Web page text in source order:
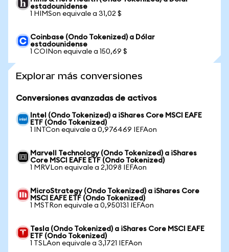
estadounidense
1 HIMSon equivale a 31,02 $
Coinbase (Ondo Tokenized) a Dólar
estadounidense
1 COINon equivale a 150,69 $
Explorar más conversiones
Conversiones avanzadas de activos
Intel (Ondo Tokenized) a iShares Core MSCI EAFE
ETF (Ondo Tokenized)
1 INTCon equivale a 0,976469 IEFAon
Marvell Technology (Ondo Tokenized) a iShares
Core MSCI EAFE ETF (Ondo Tokenized)
1 MRVLon equivale a 2,1098 IEFAon
MicroStrategy (Ondo Tokenized) a iShares Core
MSCI EAFE ETF (Ondo Tokenized)
1 MSTRon equivale a 0,950131 IEFAon
Tesla (Ondo Tokenized) a iShares Core MSCI EAFE
ETF (Ondo Tokenized)
1 TSLAon equivale a 3,1721 IEFAon